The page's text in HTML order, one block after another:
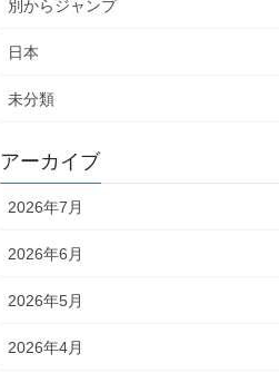
別からジャンプ
日本
未分類
アーカイブ
2026年7月
2026年6月
2026年5月
2026年4月